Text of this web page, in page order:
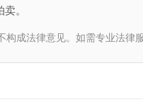
。
构成法律意见。如需专业法